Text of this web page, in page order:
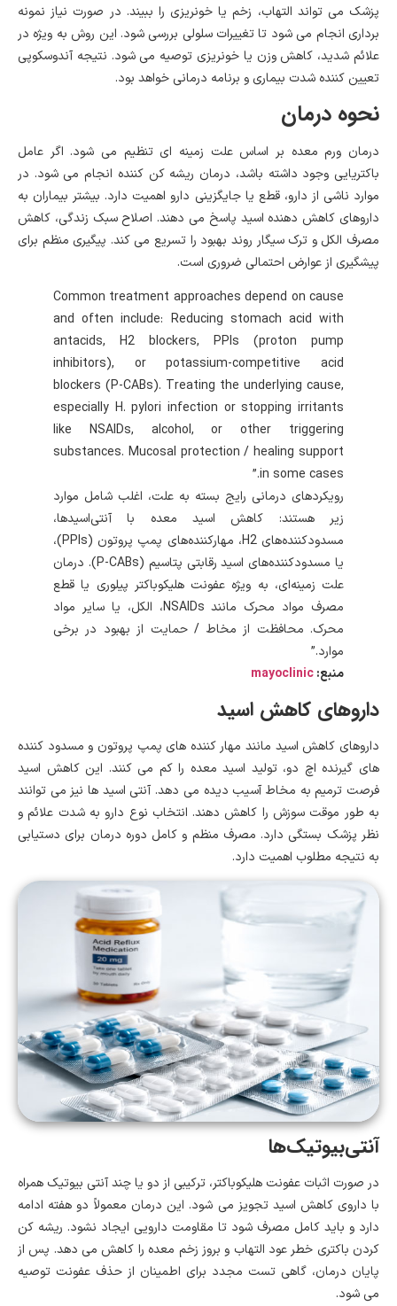
پزشک می تواند التهاب، زخم یا خونریزی را ببیند. در صورت نیاز نمونه
برداری انجام می شود تا تغییرات سلولی بررسی شود. این روش به ویژه در
علائم شدید، کاهش وزن یا خونریزی توصیه می شود. نتیجه آندوسکوپی
تعیین کننده شدت بیماری و برنامه درمانی خواهد بود.
نحوه درمان
درمان ورم معده بر اساس علت زمینه ای تنظیم می شود. اگر عامل
باکتریایی وجود داشته باشد، درمان ریشه کن کننده انجام می شود. در
موارد ناشی از دارو، قطع یا جایگزینی دارو اهمیت دارد. بیشتر بیماران به
داروهای کاهش دهنده اسید پاسخ می دهند. اصلاح سبک زندگی، کاهش
مصرف الکل و ترک سیگار روند بهبود را تسریع می کند. پیگیری منظم برای
پیشگیری از عوارض احتمالی ضروری است.
Common treatment approaches depend on cause
and often include: Reducing stomach acid with
antacids, H2 blockers, PPIs (proton pump
inhibitors), or potassium-competitive acid
blockers (P-CABs). Treating the underlying cause,
especially H. pylori infection or stopping irritants
like NSAIDs, alcohol, or other triggering
substances. Mucosal protection / healing support
in some cases.”
رویکردهای درمانی رایج بسته به علت، اغلب شامل موارد
زیر هستند: کاهش اسید معده با آنتی‌اسیدها،
مسدودکننده‌های H2، مهارکننده‌های پمپ پروتون (PPIs)،
یا مسدودکننده‌های اسید رقابتی پتاسیم (P-CABs). درمان
علت زمینه‌ای، به ویژه عفونت هلیکوباکتر پیلوری یا قطع
مصرف مواد محرک مانند NSAIDs، الکل، یا سایر مواد
محرک. محافظت از مخاط / حمایت از بهبود در برخی
موارد.”
منبع:mayoclinic
داروهای کاهش اسید
داروهای کاهش اسید مانند مهار کننده های پمپ پروتون و مسدود کننده
های گیرنده اچ دو، تولید اسید معده را کم می کنند. این کاهش اسید
فرصت ترمیم به مخاط آسیب دیده می دهد. آنتی اسید ها نیز می توانند
به طور موقت سوزش را کاهش دهند. انتخاب نوع دارو به شدت علائم و
نظر پزشک بستگی دارد. مصرف منظم و کامل دوره درمان برای دستیابی
به نتیجه مطلوب اهمیت دارد.
آنتی‌بیوتیک‌ها
در صورت اثبات عفونت هلیکوباکتر، ترکیبی از دو یا چند آنتی بیوتیک همراه
با داروی کاهش اسید تجویز می شود. این درمان معمولاً دو هفته ادامه
دارد و باید کامل مصرف شود تا مقاومت دارویی ایجاد نشود. ریشه کن
کردن باکتری خطر عود التهاب و بروز زخم معده را کاهش می دهد. پس از
پایان درمان، گاهی تست مجدد برای اطمینان از حذف عفونت توصیه
می شود.